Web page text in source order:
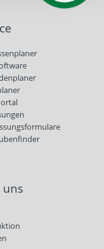
uns